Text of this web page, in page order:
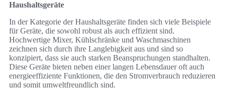
Haushaltsgeräte
In der Kategorie der Haushaltsgeräte finden sich viele Beispiele
für Geräte, die sowohl robust als auch effizient sind.
Hochwertige Mixer, Kühlschränke und Waschmaschinen
zeichnen sich durch ihre Langlebigkeit aus und sind so
konzipiert, dass sie auch starken Beanspruchungen standhalten.
Diese Geräte bieten neben einer langen Lebensdauer oft auch
energieeffiziente Funktionen, die den Stromverbrauch reduzieren
und somit umweltfreundlich sind.